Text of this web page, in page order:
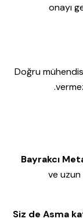
onayı
Doğru
Bayrakcı
ve
Siz de Asma